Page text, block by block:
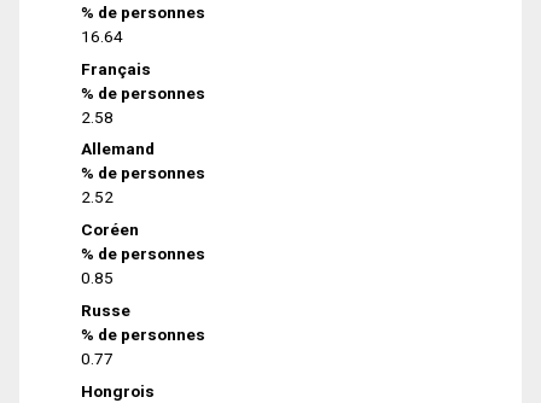
% de personnes
16.64
Français
% de personnes
2.58
Allemand
% de personnes
2.52
Coréen
% de personnes
0.85
Russe
% de personnes
0.77
Hongrois